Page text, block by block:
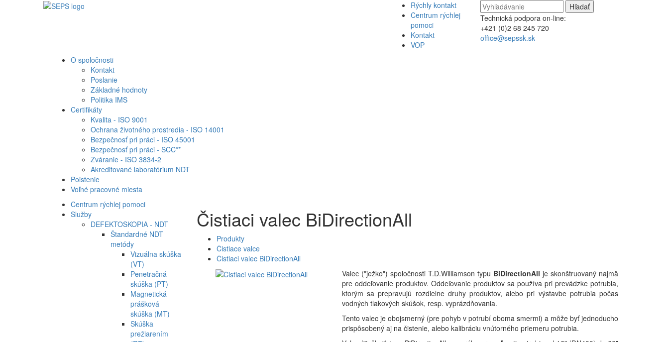
Rýchly kontakt
Centrum rýchlej
pomoci
Kontakt
VOP
Technická podpora on-line:
+421 (0)2 68 245 720
office@sepssk.sk
O spoločnosti
Kontakt
Poslanie
Základné hodnoty
Politika IMS
Certifikáty
Kvalita - ISO 9001
Ochrana životného prostredia - ISO 14001
Bezpečnosť pri práci - ISO 45001
Bezpečnosť pri práci - SCC**
Zváranie - ISO 3834-2
Akreditované laboratórium NDT
Poistenie
Voľné pracovné miesta
Centrum rýchlej pomoci
Služby
DEFEKTOSKOPIA - NDT
Štandardné NDT
metódy
Vizuálna skúška
(VT)
Penetračná
skúška (PT)
Magnetická
prášková
skúška (MT)
Skúška
prežiarením
Čistiaci valec BiDirectionAll
Produkty
Čistiace valce
Čistiaci valec BiDirectionAll
Valec ("ježko") spoločnosti T.D.Williamson typu BiDirectionAll je skonštruovaný najmä
pre oddeľovanie produktov. Oddeľovanie produktov sa používa pri prevádzke potrubia,
ktorým sa prepravujú rozdielne druhy produktov, alebo pri výstavbe potrubia počas
vodných tlakových skúšok, resp. vyprázdňovania.
Tento valec je obojsmerný (pre pohyb v potrubí oboma smermi) a môže byť jednoducho
prispôsobený aj na čistenie, alebo kalibráciu vnútorného priemeru potrubia.